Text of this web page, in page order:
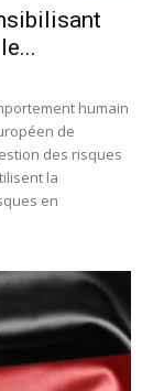
humain
de
des risques
la
en